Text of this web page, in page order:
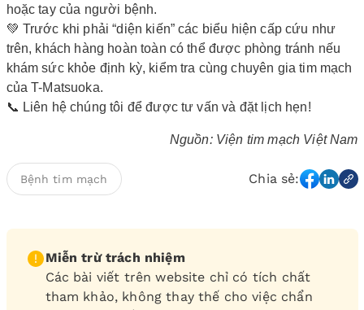
hoặc tay của người bệnh.
💚 Trước khi phải “diện kiến” các biểu hiện cấp cứu như
trên, khách hàng hoàn toàn có thể được phòng tránh nếu
khám sức khỏe định kỳ, kiểm tra cùng chuyên gia tim mạch
của T-Matsuoka.
📞 Liên hệ chúng tôi để được tư vấn và đặt lịch hẹn!
Nguồn: Viện tim mạch Việt Nam
Bệnh tim mạch Chia sẻ:
Miễn trừ trách nhiệm
Các bài viết trên website chỉ có tích chất
tham khảo, không thay thế cho việc chẩn